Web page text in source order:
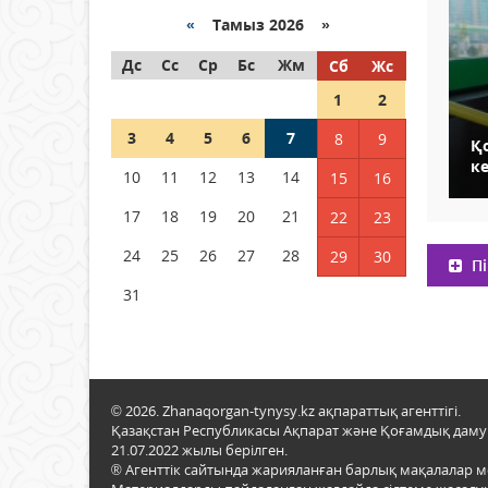
граждане Казахстана,
находящиеся за рубежом?
05 тамыз 2026 ж. 133
Шетелде жүрген Қазақстан
азаматтары қалай дауыс
бере алады?
« Тамыз 2026 »
Дс
Сс Ср Бс Жм Сб
Жс
1
2
3
4 5 6 7 8
9
10
11 12 13 14 15
16
17
18 19 20 21 22
23
24
25 26 27 28 29
30
31
© 2026. Zhanaqorgan-tynysy.kz ақпараттық агенттігі.
Қазақстан Республикасы Ақпарат және Қоғамдық даму
21.07.2022 жылы берілген.
® Агенттік сайтында жарияланған барлық